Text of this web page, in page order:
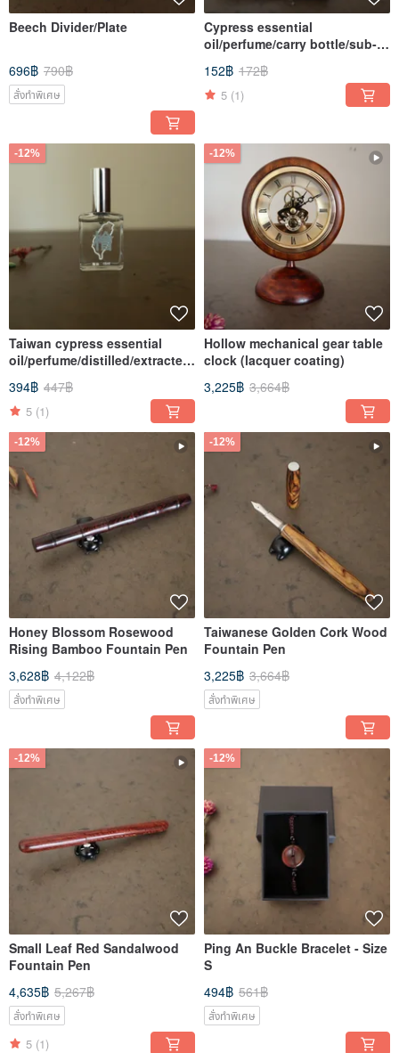
Beech Divider/Plate
696฿ 790฿
สั่งทำพิเศษ
Cypress essential
oil/perfume/carry bottle/sub-
bottling
152฿ 172฿
5 (1)
-12%
Taiwan cypress essential
oil/perfume/distilled/extracted
cypress
394฿ 447฿
5 (1)
-12%
Hollow mechanical gear table
clock (lacquer coating)
3,225฿ 3,664฿
-12%
Honey Blossom Rosewood
Rising Bamboo Fountain Pen
3,628฿ 4,122฿
สั่งทำพิเศษ
-12%
Taiwanese Golden Cork Wood
Fountain Pen
3,225฿ 3,664฿
สั่งทำพิเศษ
-12%
Small Leaf Red Sandalwood
Fountain Pen
4,635฿ 5,267฿
สั่งทำพิเศษ
5 (1)
-12%
Ping An Buckle Bracelet - Size
S
494฿ 561฿
สั่งทำพิเศษ